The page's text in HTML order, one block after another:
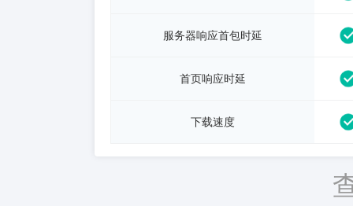
服务器响应首包时延
首页响应时延
下载速度